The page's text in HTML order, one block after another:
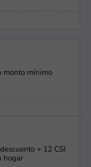
monto mínimo
+ 12 CSI
hogar